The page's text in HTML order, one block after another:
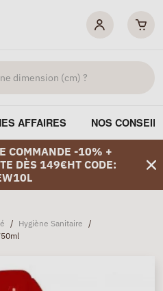
AFFAIRES NOS
COMMANDE -10% +
DÈS 149€HT CODE:
/ Hygiène Sanitaire /